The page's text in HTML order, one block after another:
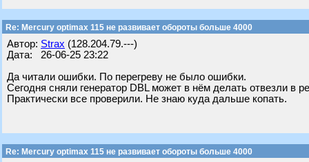
Re: Mercury optimax 115 не развивает обороты больше 4000
Автор: Strax (128.204.79.---)
Дата: 26-06-25 23:22
Да читали ошибки. По перегреву не было ошибки.
Сегодня сняли генератор DBL может в нём делать отвезли в
Практически все проверили. Не знаю куда дальше копать.
Re: Mercury optimax 115 не развивает обороты больше 4000